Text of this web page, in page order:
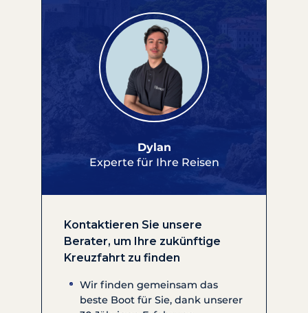
Dylan
Experte für Ihre Reisen
Kontaktieren Sie unsere
Berater, um Ihre zukünftige
Kreuzfahrt zu finden
Wir finden gemeinsam das
beste Boot für Sie, dank unserer